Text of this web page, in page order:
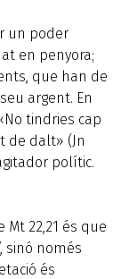
un poder
en penyora;
que han de
argent. En
tindries cap
de dalt» (Jn
polític.
22,21 és que
sinó només
és